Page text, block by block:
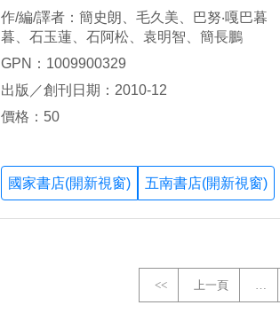
作/編/譯者：簡史朗、毛久美、巴努‧嘎巴暮
暮、石玉蓮、石阿松、袁明智、簡長鵬
GPN：1009900329
出版／創刊日期：2010-12
價格：50
國家書店(開新視窗) 五南書店(開新視窗)
<< 上一頁